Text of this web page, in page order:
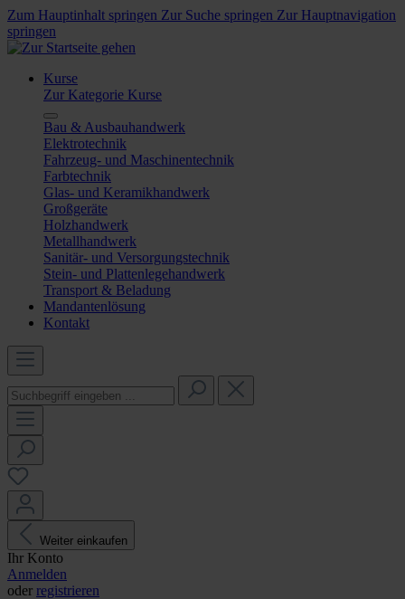
Zum Hauptinhalt springen Zur Suche springen Zur Hauptnavigation
springen
Kurse
Zur Kategorie Kurse
Bau & Ausbauhandwerk
Elektrotechnik
Fahrzeug- und Maschinentechnik
Farbtechnik
Glas- und Keramikhandwerk
Großgeräte
Holzhandwerk
Metallhandwerk
Sanitär- und Versorgungstechnik
Stein- und Plattenlegehandwerk
Transport & Beladung
Mandantenlösung
Kontakt
Weiter einkaufen
Ihr Konto
Anmelden
oder registrieren